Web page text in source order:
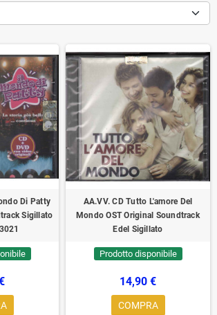
Di Patty
Sigillato
AA.VV. CD Tutto L'amore Del
Mondo OST Original Soundtrack
Edel Sigillato
Prodotto disponibile
14,90 €
COMPRA